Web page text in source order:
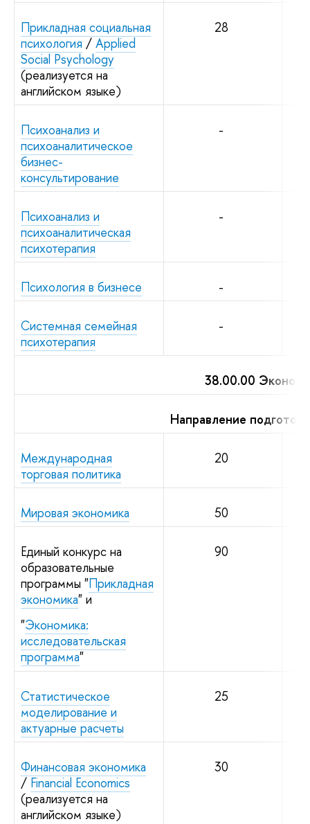
Прикладная социальная
психология / Applied
Social Psychology
(реализуется на
английском языке)
28
Психоанализ и
психоаналитическое
бизнес-
консультирование
-
Психоанализ и
психоаналитическая
психотерапия
-
Психология в бизнесе -
Системная семейная
психотерапия
-
38.00.00
Направление
Международная
торговая политика
20
Мировая экономика 50
Единый конкурс на
образовательные
программы "Прикладная
экономика" и
"Экономика:
исследовательская
программа"
90
Статистическое
моделирование и
актуарные расчеты
25
Финансовая экономика
/ Financial Economics
(реализуется на
английском языке)
30